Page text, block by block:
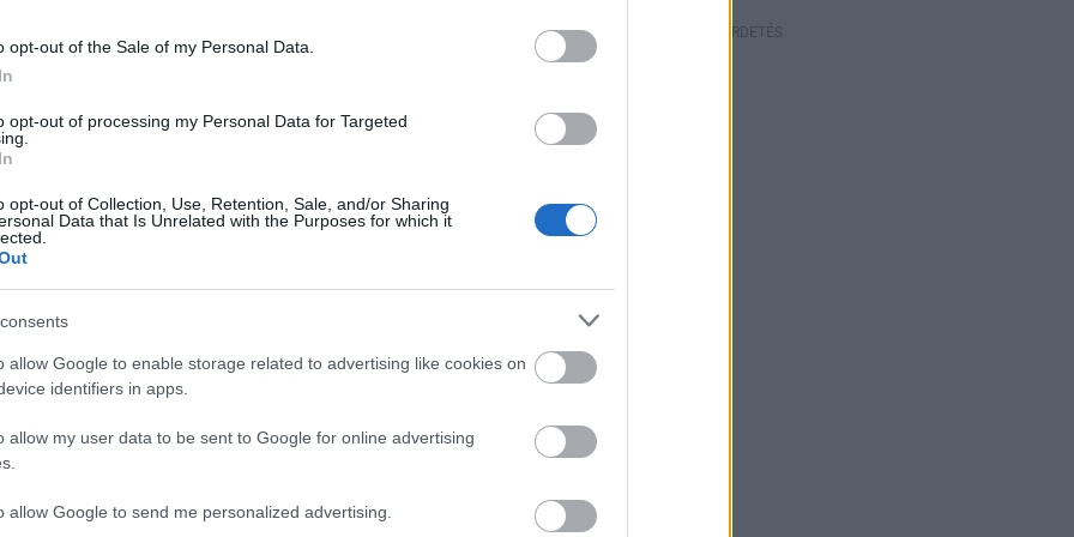
opt-out of the Sale of my Personal Data.
opt-out of processing my Personal Data for Targeted
opt-out of Collection, Use, Retention, Sale, and/or Sharing
Data that Is Unrelated with the Purposes for which it
allow Google to enable storage related to advertising like cookies on
identifiers in apps.
allow my user data to be sent to Google for online advertising
allow Google to send me personalized advertising.
08.00-12.00
HIRDETÉS